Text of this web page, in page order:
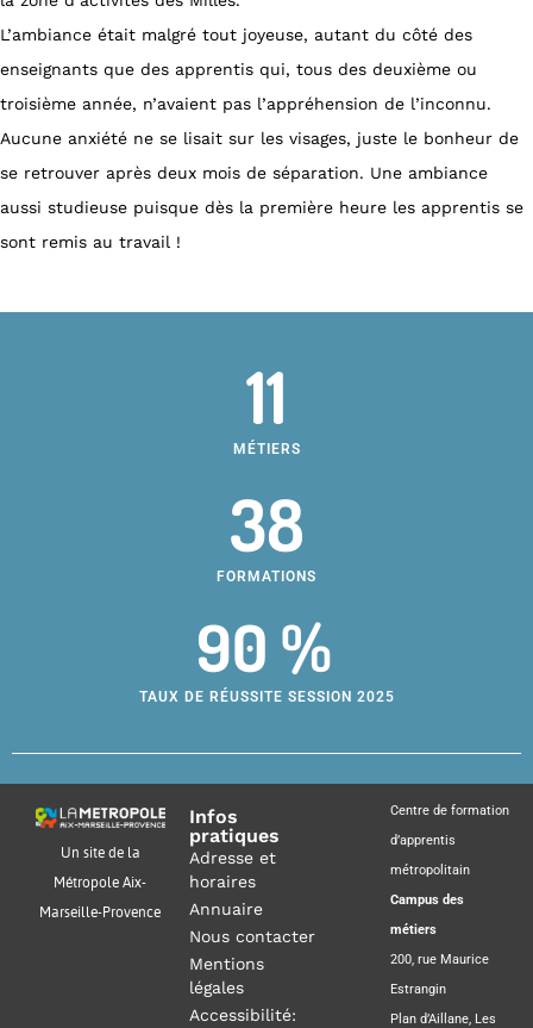
L’ambiance était malgré tout joyeuse, autant du côté des
enseignants que des apprentis qui, tous des deuxième ou
troisième année, n’avaient pas l’appréhension de l’inconnu.
Aucune anxiété ne se lisait sur les visages, juste le bonheur de
se retrouver après deux mois de séparation. Une ambiance
aussi studieuse puisque dès la première heure les apprentis se
sont remis au travail !
11
MÉTIERS
38
FORMATIONS
90 %
TAUX DE RÉUSSITE SESSION 2025
Un site de la
Métropole Aix-
Marseille-Provence
Infos
pratiques
Adresse et
horaires
Annuaire
Nous contacter
Mentions
légales
Accessibilité:
Centre de formation
d’apprentis
métropolitain
Campus des
métiers
200, rue Maurice
Estrangin
Plan d’Aillane, Les